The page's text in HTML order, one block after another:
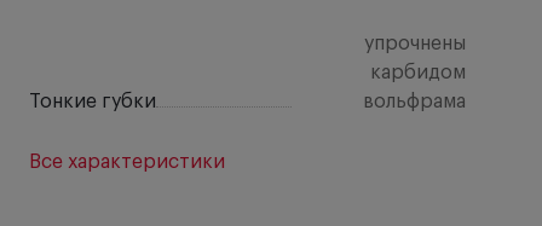
Тонкие губки
упрочнены
карбидом
вольфрама
Все характеристики